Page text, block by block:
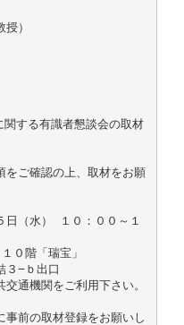
）
する有識者懇談会の取材
をご確認の上、取材をお願
日（水） １０：００～１
０階「瑞宝」
３−ｂ出口
通機関をご利用下さい。
事前の取材登録をお願いし